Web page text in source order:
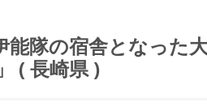
能隊の宿舎となった
( 長崎県 )